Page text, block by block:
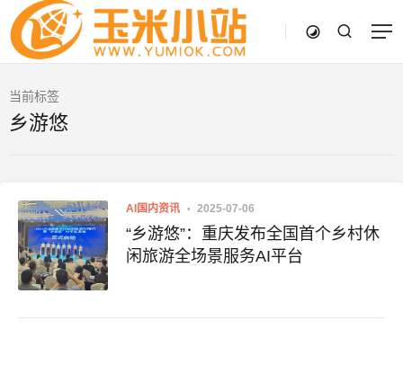
当前标签
乡游悠
AI国内资讯 2025-07-06
“乡游悠”：重庆发布全国首个乡村休
闲旅游全场景服务AI平台